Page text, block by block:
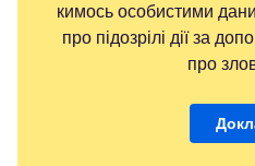
кимось особистими
про підозрілі дії за
про